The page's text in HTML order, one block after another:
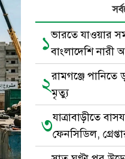
১ভারতে যাওয়ার
বাংলাদেশি নারী
২রামগঞ্জে পানিতে
মৃত্যু
৩যাত্রাবাড়ীতে
ফেনসিডিল,